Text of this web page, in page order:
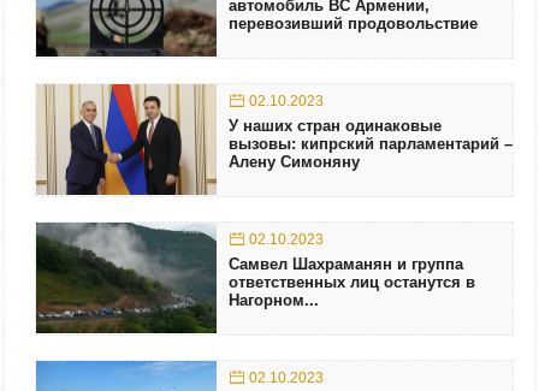
автомобиль ВС Армении,
перевозивший продовольствие
02.10.2023
У наших стран одинаковые
вызовы: кипрский парламентарий –
Алену Симоняну
02.10.2023
Самвел Шахраманян и группа
ответственных лиц останутся в
Нагорном...
02.10.2023